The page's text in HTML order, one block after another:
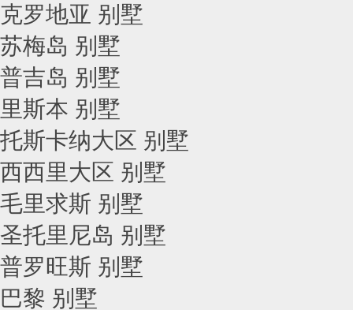
克罗地亚 别墅
苏梅岛 别墅
普吉岛 别墅
里斯本 别墅
托斯卡纳大区 别墅
西西里大区 别墅
毛里求斯 别墅
圣托里尼岛 别墅
普罗旺斯 别墅
巴黎 别墅